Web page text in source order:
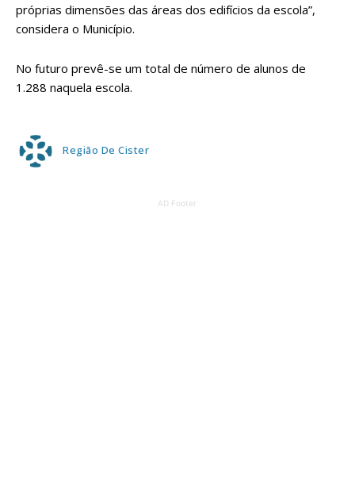
próprias dimensões das áreas dos edifícios da escola”,
considera o Município.
No futuro prevê-se um total de número de alunos de
1.288 naquela escola.
Região De Cister
AD Footer